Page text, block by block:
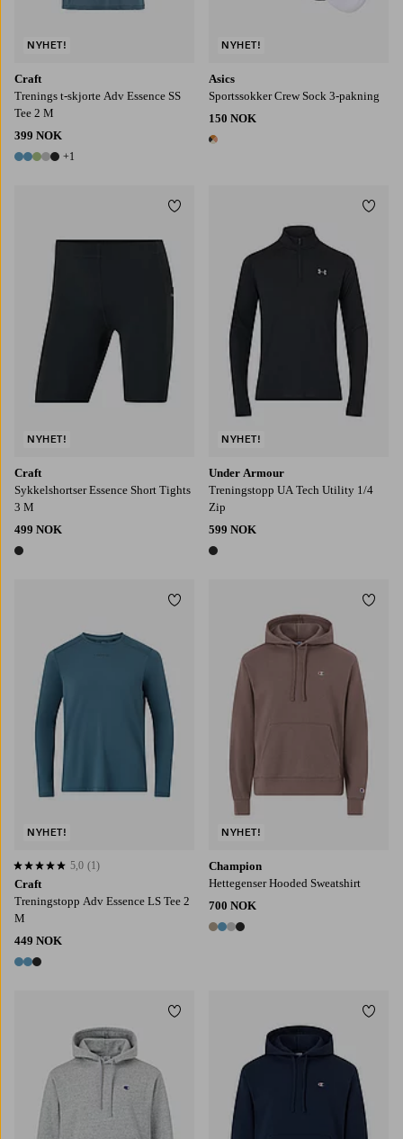
Craft
Trenings t-skjorte Adv Essence SS
Tee 2 M
399 NOK
6 farger
+1
NYHET!
Asics
Sportssokker Crew Sock 3-pakning
150 NOK
1 farge
NYHET!
Craft
Sykkelshortser Essence Short Tights
3 M
499 NOK
1 farge
NYHET!
Legg til favoritter
Under Armour
Treningstopp UA Tech Utility 1/4
Zip
599 NOK
1 farge
NYHET!
Craft
Treningstopp Adv Essence LS Tee 2
M
449 NOK
3 farger
5,0 basert på 1 karaktergivninger
5,0 (1)
NYHET!
Legg til favoritter
Champion
Hettegenser Hooded Sweatshirt
700 NOK
4 farger
NYHET!
Legg til favoritter